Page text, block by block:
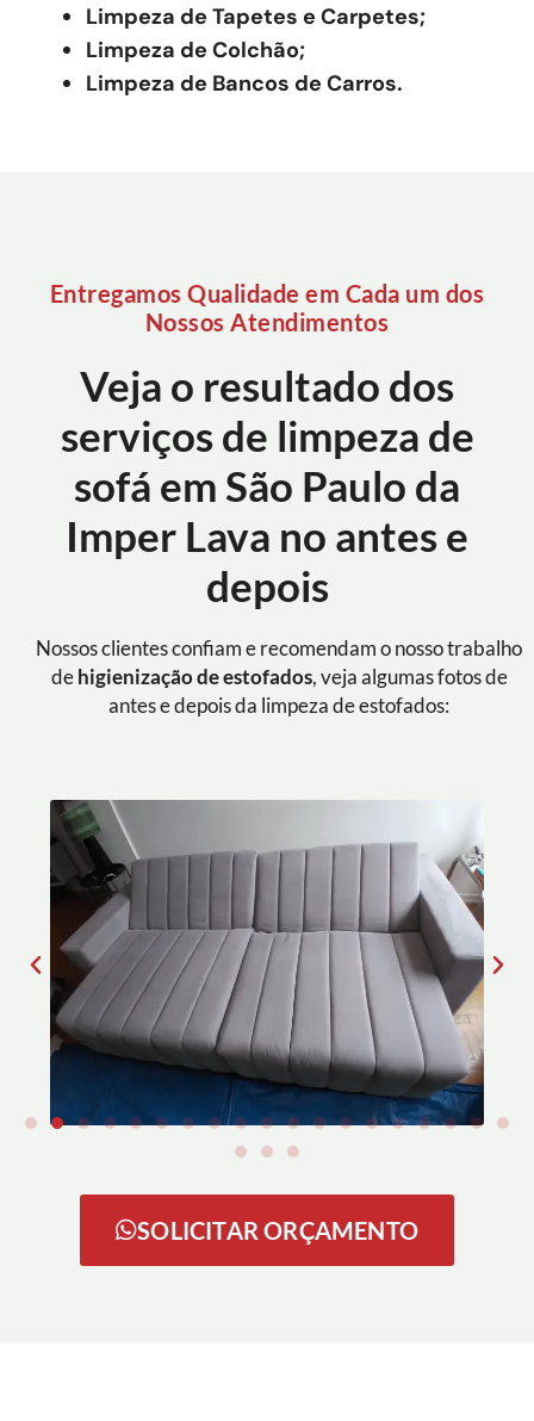
Limpeza de Tapetes e Carpetes;
Limpeza de Colchão;
Limpeza de Bancos de Carros.
Entregamos Qualidade em Cada um dos
Nossos Atendimentos
Veja o resultado dos
serviços de limpeza de
sofá em São Paulo da
Imper Lava no antes e
depois
Nossos clientes confiam e recomendam o nosso trabalho
de higienização de estofados, veja algumas fotos de
antes e depois da limpeza de estofados:
SOLICITAR ORÇAMENTO